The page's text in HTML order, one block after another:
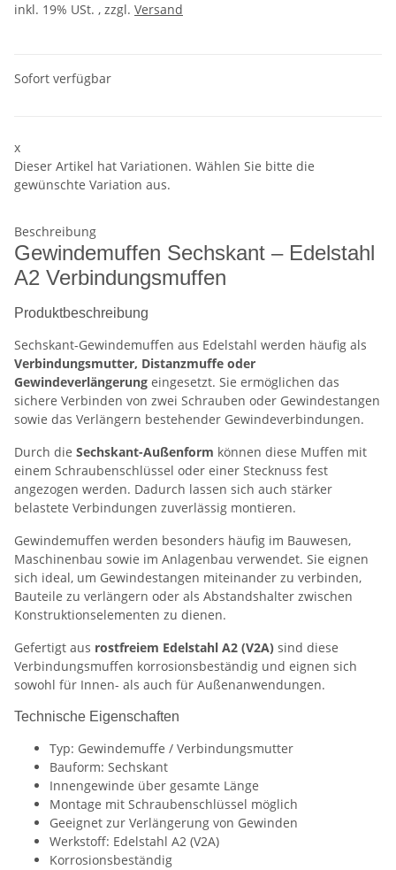
inkl. 19% USt. , zzgl. Versand
Sofort verfügbar
x
Dieser Artikel hat Variationen. Wählen Sie bitte die
gewünschte Variation aus.
Beschreibung
Gewindemuffen Sechskant – Edelstahl
A2 Verbindungsmuffen
Produktbeschreibung
Sechskant-Gewindemuffen aus Edelstahl werden häufig als
Verbindungsmutter, Distanzmuffe oder
Gewindeverlängerung eingesetzt. Sie ermöglichen das
sichere Verbinden von zwei Schrauben oder Gewindestangen
sowie das Verlängern bestehender Gewindeverbindungen.
Durch die Sechskant-Außenform können diese Muffen mit
einem Schraubenschlüssel oder einer Stecknuss fest
angezogen werden. Dadurch lassen sich auch stärker
belastete Verbindungen zuverlässig montieren.
Gewindemuffen werden besonders häufig im Bauwesen,
Maschinenbau sowie im Anlagenbau verwendet. Sie eignen
sich ideal, um Gewindestangen miteinander zu verbinden,
Bauteile zu verlängern oder als Abstandshalter zwischen
Konstruktionselementen zu dienen.
Gefertigt aus rostfreiem Edelstahl A2 (V2A) sind diese
Verbindungsmuffen korrosionsbeständig und eignen sich
sowohl für Innen- als auch für Außenanwendungen.
Technische Eigenschaften
Typ: Gewindemuffe / Verbindungsmutter
Bauform: Sechskant
Innengewinde über gesamte Länge
Montage mit Schraubenschlüssel möglich
Geeignet zur Verlängerung von Gewinden
Werkstoff: Edelstahl A2 (V2A)
Korrosionsbeständig